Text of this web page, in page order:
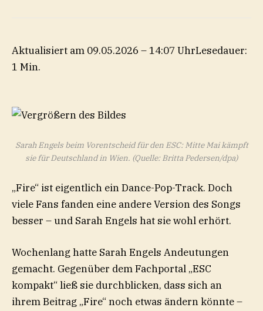
Aktualisiert am 09.05.2026 – 14:07 UhrLesedauer:
1 Min.
Sarah Engels beim Vorentscheid für den ESC: Mitte Mai kämpft
sie für Deutschland in Wien. (Quelle: Britta Pedersen/dpa)
„Fire“ ist eigentlich ein Dance-Pop-Track. Doch
viele Fans fanden eine andere Version des Songs
besser – und Sarah Engels hat sie wohl erhört.
Wochenlang hatte Sarah Engels Andeutungen
gemacht. Gegenüber dem Fachportal „ESC
kompakt“ ließ sie durchblicken, dass sich an
ihrem Beitrag „Fire“ noch etwas ändern könnte –